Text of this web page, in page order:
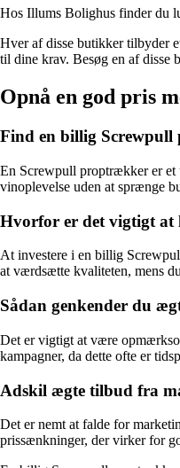
Hos Illums Bolighus finder du
Hver af disse butikker tilbyder
til dine krav. Besøg en af
Opnå en god pris
Find en billig
En Screwpull proptrækker er
vinoplevelse uden at sprænge
Hvorfor er det vigtigt at
At investere i en billig
at værdsætte kvaliteten, mens
Sådan genkender du
Det er vigtigt at være
kampagner, da dette ofte er
Adskil ægte tilbud fra
Det er nemt at falde for
prissænkninger, der virker for